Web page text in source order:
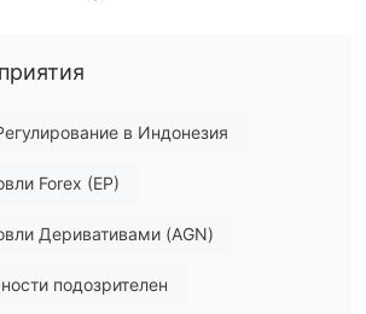
Легальность
(BPF) - регулируемый брокер в
(Лицензия №
№ SPAB-071/BBJ/05/04).
в Индонезия
Forex (EP)
Деривативами (AGN)
подозрителен